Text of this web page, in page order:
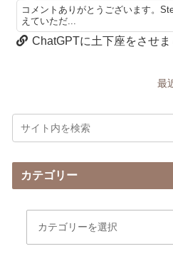
コメントありがとうございます。
えていただ...
ChatGPTに土下座をさせま
最
カテゴリー